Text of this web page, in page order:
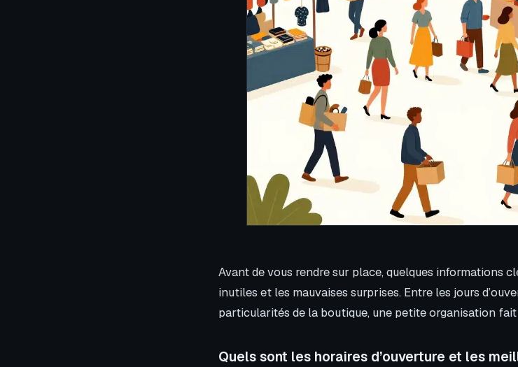
Avant de vous rendre sur place, quelques informations
inutiles et les mauvaises surprises. Entre les jours
particularités de la boutique, une petite organisation
Quels sont les horaires d’ouverture et les